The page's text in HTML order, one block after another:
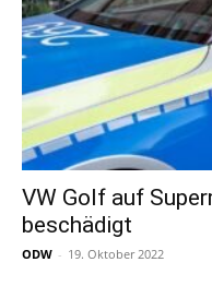
VW Golf auf
beschädigt
ODW - 19. Oktober 2022